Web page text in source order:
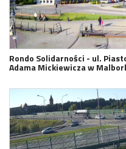
Rondo Solidarności - ul.
Adama Mickiewicza w